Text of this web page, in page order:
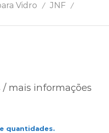
Vidro / JNF /
mais informações
quantidades.